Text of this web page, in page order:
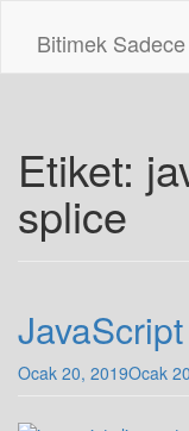
Bitimek
Etiket:
splice
JavaScript
Ocak 20, 2019Ocak